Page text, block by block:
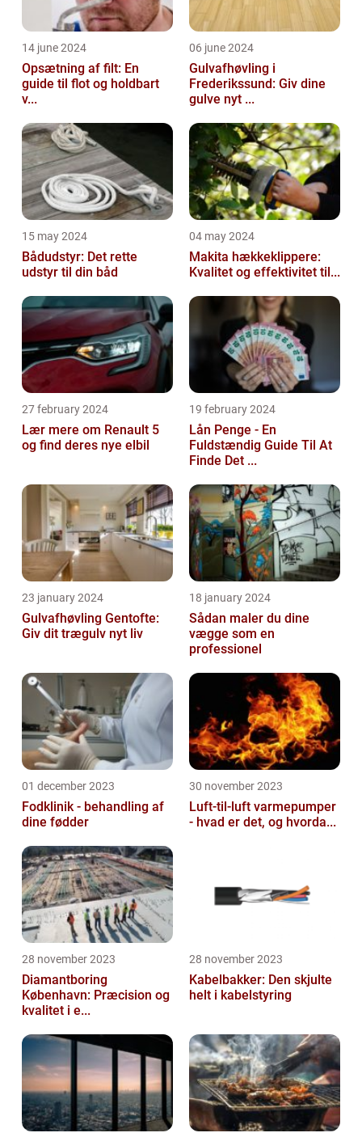
14 june 2024
Opsætning af filt: En
guide til flot og holdbart
v...
06 june 2024
Gulvafhøvling i
Frederikssund: Giv dine
gulve nyt ...
15 may 2024
Bådudstyr: Det rette
udstyr til din båd
04 may 2024
Makita hækkeklippere:
Kvalitet og effektivitet til...
27 february 2024
Lær mere om Renault 5
og find deres nye elbil
19 february 2024
Lån Penge - En
Fuldstændig Guide Til At
Finde Det ...
23 january 2024
Gulvafhøvling Gentofte:
Giv dit trægulv nyt liv
18 january 2024
Sådan maler du dine
vægge som en
professionel
01 december 2023
Fodklinik - behandling af
dine fødder
30 november 2023
Luft-til-luft varmepumper
- hvad er det, og hvorda...
28 november 2023
Diamantboring
København: Præcision og
kvalitet i e...
28 november 2023
Kabelbakker: Den skjulte
helt i kabelstyring